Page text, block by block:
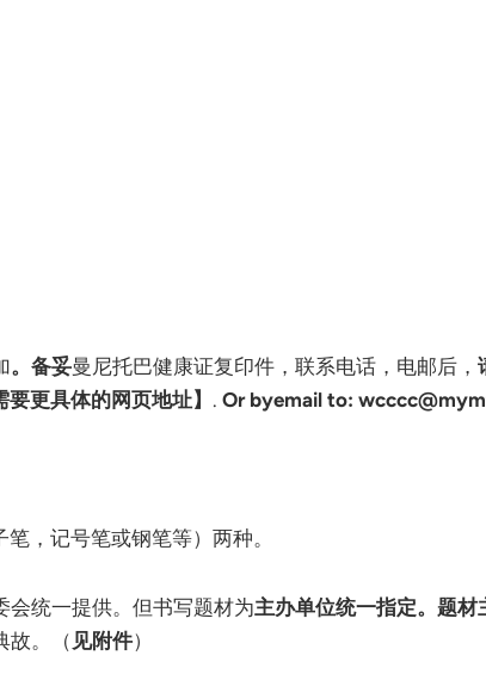
。备妥曼尼托巴健康证复印件，联系电话，电邮后，
要更具体的网页地址】 . Or byemail to:
，记号笔或钢笔等）两种。
会统一提供。但书写题材为主办单位统一指定。题材
故。（ 见附件）